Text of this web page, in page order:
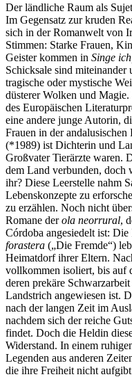
Der ländliche Raum als
Im Gegensatz zur kruden
sich in der Romanwelt von
Stimmen: Starke Frauen,
Geister kommen in Singe
Schicksale sind
tragische oder mystische
düsterer Wolken und
des Europäischen
eine andere junge Autorin,
Frauen in der
(*1989) ist Dichterin und
Großvater Tierärzte waren.
dem Land verbunden, doch
ihr? Diese Leerstelle nahm
Lebenskonzepte zu
zu erzählen. Noch nicht
Romane derola neorrural,
Córdoba angesiedelt ist:
forastera („Die Fremde“)
Heimatdorf ihrer Eltern.
vollkommen isoliert, bis auf
deren prekäre
Landstrich angewiesen ist.
nach der langen Zeit im
nachdem sich der reiche
findet. Doch die Heldin
Widerstand. In einem
Legenden aus anderen
die ihre Freiheit nicht